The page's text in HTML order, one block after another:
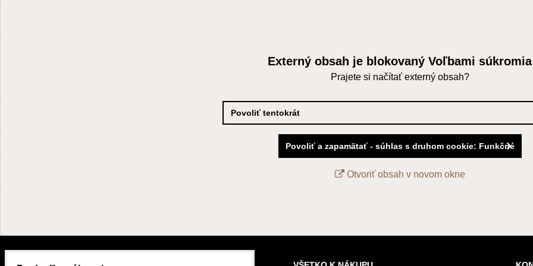
Externý obsah je blokovaný Voľbami súkromia
Prajete si načítať externý obsah?
Povoliť tentokrát
Povoliť a zapamätať - súhlas s druhom cookie: Funkčné
Otvoriť obsah v novom okne